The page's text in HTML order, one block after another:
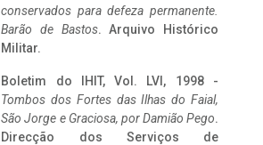
conservados para defeza permanente.
Barão de Bastos. Arquivo Histórico
Militar.
Boletim do IHIT, Vol. LVI, 1998 -
Tombos dos Fortes das Ilhas do Faial,
São Jorge e Graciosa, por Damião Pego.
Direcção dos Serviços de